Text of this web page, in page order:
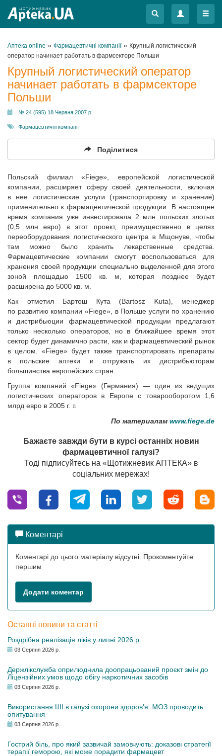
Меню
Меню
Аптека online » Фармацевтичні компанії» Крупный логистический
оператор начинает работать в фармсекторе Польши
Крупный логистический оператор
начинает работать в фармсекторе
Польши
№ 24 (595) 18 Червня 2007 р.
Фармацевтичні компанії
Поділитися
Польский филиал «Fiege», европейской логистической
компании, расширяет сферу своей деятельности, включая
в нее логистические услуги (транспортировку и хранение)
применительно к фармацевтической продукции. В настоящее
время компания уже инвестировала 2 млн польских злотых
(0,5 млн евро) в этот проект, преимущественно в целях
переоборудования логистического центра в Мщонуве, чтобы
там можно было хранить лекарственные средства.
Фармацевтические компании смогут воспользоваться для
хранения своей продукции специально выделенной для этого
зоной площадью 1500 кв. м, которая позднее будет
расширена до 5000 кв. м.
Как отметил Бартош Кута (Bartosz Kuta), менеджер
по развитию компании «Fiege», в Польше услуги по хранению
и дистрибьюции фармацевтической продукции предлагают
только несколько операторов, но в ближайшее время этот
сектор будет динамично расти, как и фармацевтический рынок
в целом. «Fiege» будет также транспортировать препараты
в польские аптеки и отгружать их дистрибьюторам
большинства европейских стран.
Группа компаний «Fiege» (Германия) — один из ведущих
логистических операторов в Европе с товарооборотом 1,6
млрд евро в 2005 г. n
По материалам www.fiege.de
Бажаєте завжди бути в курсі останніх новин
фармацевтичної галузі?
Тоді підписуйтесь на «Щотижневик АПТЕКА» в
соціальних мережах!
Коментарі
Коментарі до цього матеріалу відсутні. Прокоментуйте
першим
Додати коментар
Останні новини та статті
Роздрібна реалізація ліків у липні 2026 р.
03 Серпня 2026 р.
Держлікслужба оприлюднила доопрацьований проєкт змін до
Ліцензійних умов щодо обігу наркотичних засобів
03 Серпня 2026 р.
Використання ШІ в галузі охорони здоров’я: МОЗ проводить
опитування
03 Серпня 2026 р.
Гострий біль, про який зазвичай замовчують: доказові стратегії
терапії геморою, які може порадити фармацевт